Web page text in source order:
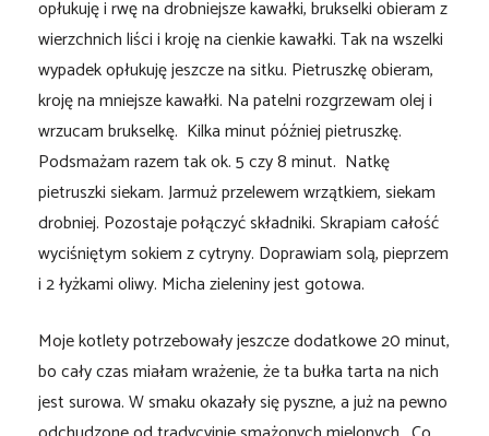
opłukuję i rwę na drobniejsze kawałki, brukselki obieram z
wierzchnich liści i kroję na cienkie kawałki. Tak na wszelki
wypadek opłukuję jeszcze na sitku. Pietruszkę obieram,
kroję na mniejsze kawałki. Na patelni rozgrzewam olej i
wrzucam brukselkę. Kilka minut później pietruszkę.
Podsmażam razem tak ok. 5 czy 8 minut. Natkę
pietruszki siekam. Jarmuż przelewem wrzątkiem, siekam
drobniej. Pozostaje połączyć składniki. Skrapiam całość
wyciśniętym sokiem z cytryny. Doprawiam solą, pieprzem
i 2 łyżkami oliwy. Micha zieleniny jest gotowa.
Moje kotlety potrzebowały jeszcze dodatkowe 20 minut,
bo cały czas miałam wrażenie, że ta bułka tarta na nich
jest surowa. W smaku okazały się pyszne, a już na pewno